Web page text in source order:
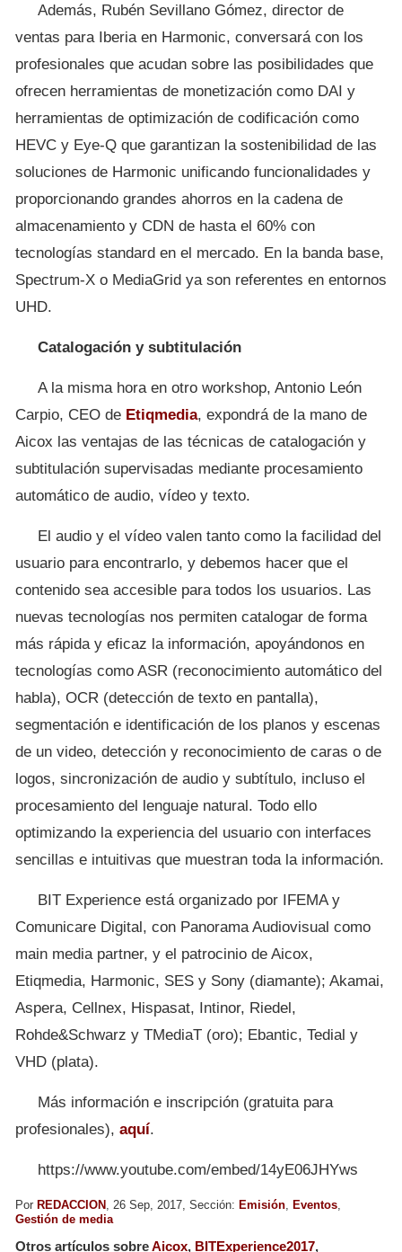
Además, Rubén Sevillano Gómez, director de
ventas para Iberia en Harmonic, conversará con los
profesionales que acudan sobre las posibilidades que
ofrecen herramientas de monetización como DAI y
herramientas de optimización de codificación como
HEVC y Eye-Q que garantizan la sostenibilidad de las
soluciones de Harmonic unificando funcionalidades y
proporcionando grandes ahorros en la cadena de
almacenamiento y CDN de hasta el 60% con
tecnologías standard en el mercado. En la banda base,
Spectrum-X o MediaGrid ya son referentes en entornos
UHD.
Catalogación y subtitulación
A la misma hora en otro workshop, Antonio León
Carpio, CEO de Etiqmedia, expondrá de la mano de
Aicox las ventajas de las técnicas de catalogación y
subtitulación supervisadas mediante procesamiento
automático de audio, vídeo y texto.
El audio y el vídeo valen tanto como la facilidad del
usuario para encontrarlo, y debemos hacer que el
contenido sea accesible para todos los usuarios. Las
nuevas tecnologías nos permiten catalogar de forma
más rápida y eficaz la información, apoyándonos en
tecnologías como ASR (reconocimiento automático del
habla), OCR (detección de texto en pantalla),
segmentación e identificación de los planos y escenas
de un video, detección y reconocimiento de caras o de
logos, sincronización de audio y subtítulo, incluso el
procesamiento del lenguaje natural. Todo ello
optimizando la experiencia del usuario con interfaces
sencillas e intuitivas que muestran toda la información.
BIT Experience está organizado por IFEMA y
Comunicare Digital, con Panorama Audiovisual como
main media partner, y el patrocinio de Aicox,
Etiqmedia, Harmonic, SES y Sony (diamante); Akamai,
Aspera, Cellnex, Hispasat, Intinor, Riedel,
Rohde&Schwarz y TMediaT (oro); Ebantic, Tedial y
VHD (plata).
Más información e inscripción (gratuita para
profesionales), aquí.
https://www.youtube.com/embed/14yE06JHYws
Por REDACCION , 26 Sep, 2017, Sección: Emisión Eventos
Gestión de media
Otros artículos sobreAicox, BITExperience2017,